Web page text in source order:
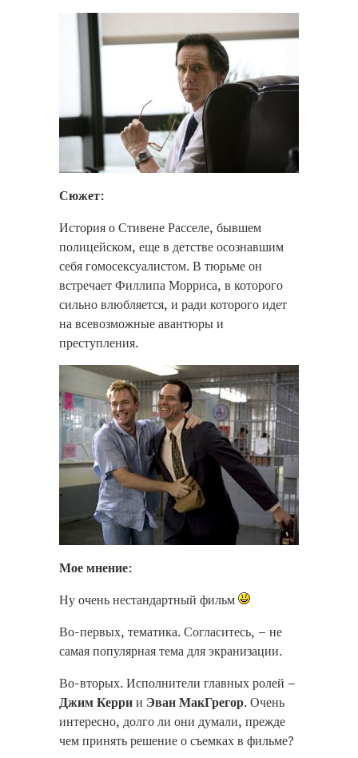
Сюжет:
История о Стивене Расселе, бывшем
полицейском, еще в детстве осознавшим
себя гомосексуалистом. В тюрьме он
встречает Филлипа Морриса, в которого
сильно влюбляется, и ради которого идет
на всевозможные авантюры и
преступления.
Мое мнение:
Ну очень нестандартный фильм
Во-первых, тематика. Согласитесь, – не
самая популярная тема для экранизации.
Во-вторых. Исполнители главных ролей –
Джим Керрии Эван МакГрегор. Очень
интересно, долго ли они думали, прежде
чем принять решение о съемках в фильме?